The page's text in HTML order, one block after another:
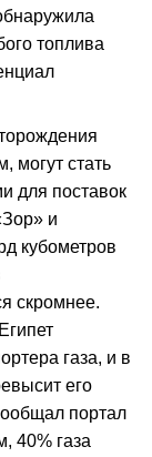
топлива
могут стать
для поставок
и
кубометров
скромнее.
газа, и в
его
портал
40% газа